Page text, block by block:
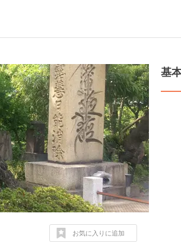
お気に入りに追加
基